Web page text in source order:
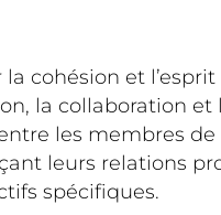
cohésion et l’esprit
la collaboration et
les membres de
leurs relations
spécifiques.